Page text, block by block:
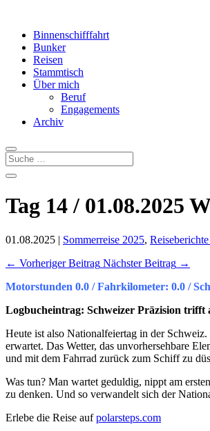
Binnenschifffahrt
Bunker
Reisen
Stammtisch
Über mich
Beruf
Engagements
Archiv
Tag 14 / 01.08.2025
01.08.2025 | Sommerreise 2025,
← Vorheriger Beitrag Nächster Beitrag →
Motorstunden 0.0 / Fahrkilometer: 0.0 /
Logbucheintrag: Schweizer Präzision trifft
Heute ist also Nationalfeiertag in der
erwartet. Das Wetter, das unvorhersehbare
und mit dem Fahrrad zurück zum Schiff zu
Was tun? Man wartet geduldig, nippt am
zu denken. Und so verwandelt sich der
Erlebe die Reise aufpolarsteps.com